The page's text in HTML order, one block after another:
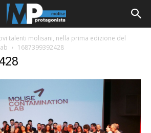
talenti molisani, nella prima edizione del
1687399392428